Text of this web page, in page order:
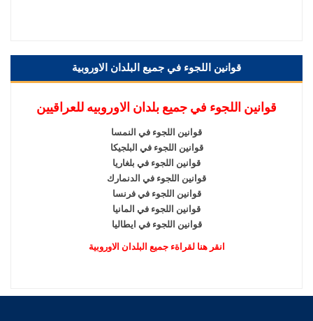
قوانين اللجوء في جميع البلدان الاوروبية
قوانين اللجوء في جميع بلدان الاوروبيه للعراقيين
قوانين اللجوء في النمسا
قوانين اللجوء في البلجيكا
قوانين اللجوء في بلغاريا
قوانين اللجوء في الدنمارك
قوانين اللجوء في فرنسا
قوانين اللجوء في المانيا
قوانين اللجوء في ايطاليا
انقر هنا لقراةء جميع البلدان الاوروبية